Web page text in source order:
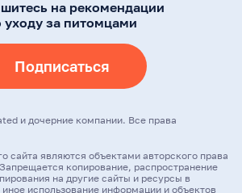
на рекомендации
уходу за питомцами
Подписаться
и дочерние компании. Все права
сайта являются объектами авторского права
копирование, распространение
на другие сайты и ресурсы в
использование информации и объектов